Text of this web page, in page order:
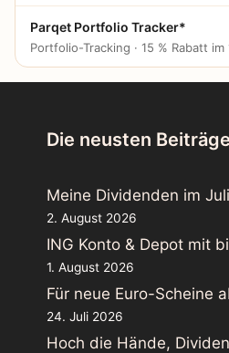
Parqet Portfolio Tracker*
Portfolio-Tracking · 15 % Rabatt im
Die neusten
Meine Dividenden im
2. August 2026
ING Konto & Depot mit
1. August 2026
Für neue Euro-Scheine
24. Juli 2026
Hoch die Hände,